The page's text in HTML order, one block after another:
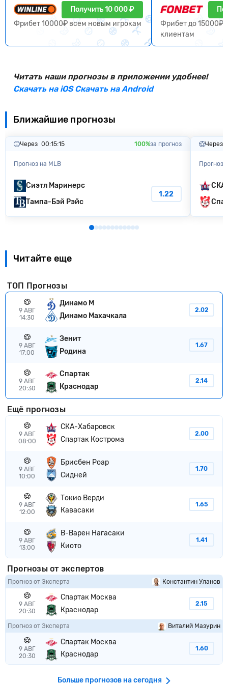
Получить 10 000 ₽
Фрибет 10000₽ всем новым игрокам
Фрибет до 15000₽
клиентам
Читать наши прогнозы в приложении удобнее!
Скачать на iOSСкачать на Android
Ближайшие прогнозы
Через 00:15:14 100%за прогноз
Прогноз на MLB
Сиэтл Маринерс
Тампа-Бэй Pэйc
1.22
Через
Прогноз
Читайте еще
ТОП Прогнозы
9 АВГ
14:30
Динамо М
Динамо Махачкала
2.02
9 АВГ
17:00
Зенит
Родина
1.67
9 АВГ
20:30
Спартак
Краснодар
2.14
Ещё прогнозы
9 АВГ
08:00
СКА-Хабаровск
Спартак Кострома
2.00
9 АВГ
10:00
Брисбен Роар
Сидней
1.70
9 АВГ
12:00
Токио Верди
Кавасаки
1.65
9 АВГ
13:00
В-Варен Нагасаки
Киото
1.41
Прогнозы от экспертов
Прогноз от Эксперта Константин Уланов
9 АВГ
20:30
Спартак Москва
Краснодар
2.15
Прогноз от Эксперта Виталий Мазурин
9 АВГ
20:30
Спартак Москва
Краснодар
1.60
Больше прогнозов на сегодня